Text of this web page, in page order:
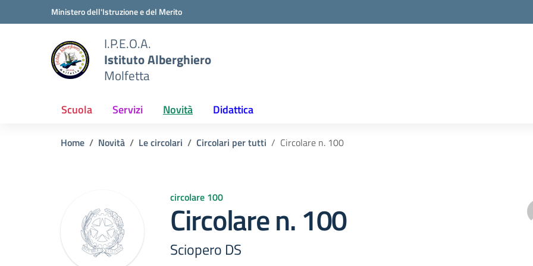
Vai ai contenuti
Vai al menu di navigazioneMinistero dell'Istruzione e del Merito
I.P.E.O.A.
Istituto Alberghiero
Molfetta
Scuola Servizi Novità Didattica
Home Novità Le circolari Circolari per tutti Circolare n. 100
circolare 100
Circolare n. 100
Sciopero DS